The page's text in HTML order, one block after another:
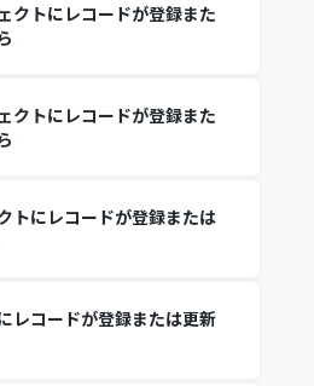
クトにレコードが登録また
クトにレコードが登録また
トにレコードが登録または
レコードが登録または更新